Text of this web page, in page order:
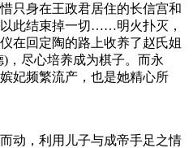
只身在王政君居住的长信宫和
此结束掉一切……明火扑灭，
在回定陶的路上收养了赵氏姐
，尽心培养成为棋子。而永
妃频繁流产，也是她精心所
，利用儿子与成帝手足之情